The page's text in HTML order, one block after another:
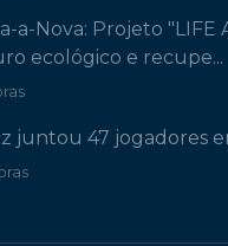
a-Nova: Projeto "LIFE
ecológico e recupe...
juntou 47 jogadores